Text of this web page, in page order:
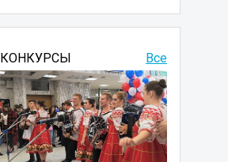
Все
КОНКУРСЫ